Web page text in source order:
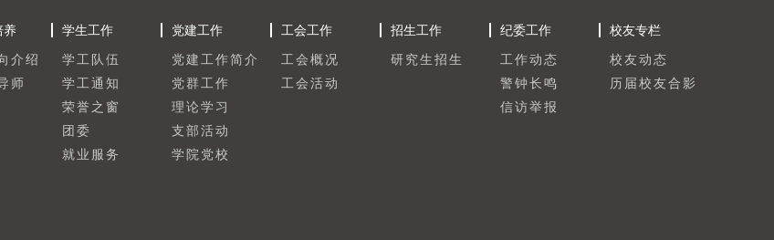
养
介绍
师
学生工作
学工队伍
学工通知
荣誉之窗
团委
就业服务
党建工作
党建工作简介
党群工作
理论学习
支部活动
学院党校
工会工作
工会概况
工会活动
招生工作
研究生招生
纪委工作
工作动态
警钟长鸣
信访举报
校友专栏
校友动态
历届校友合影